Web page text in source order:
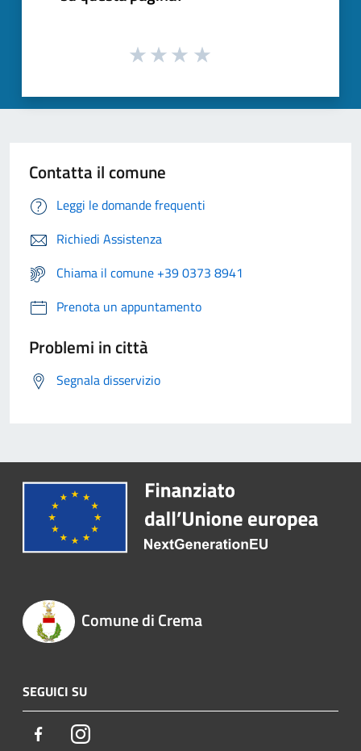
Contatta il comune
Leggi le domande frequenti
Richiedi Assistenza
Chiama il comune +39 0373 8941
Prenota un appuntamento
Problemi in città
Segnala disservizio
Comune di Crema
SEGUICI SU
FacebookInstagram